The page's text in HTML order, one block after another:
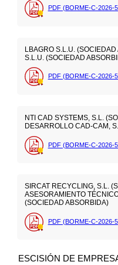
PDF (BORME-C-2026-
LBAGRO S.L.U.
S.L.U. (SOCIEDAD
PDF (BORME-C-2026-
NTI CAD SYSTEMS, S.L.
DESARROLLO CAD-CAM,
PDF (BORME-C-2026-
SIRCAT RECYCLING, S.L.
ASESORAMIENTO
(SOCIEDAD ABSORBIDA)
PDF (BORME-C-2026-
ESCISIÓN DE